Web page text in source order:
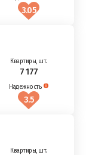
3.05
7 177
3.5